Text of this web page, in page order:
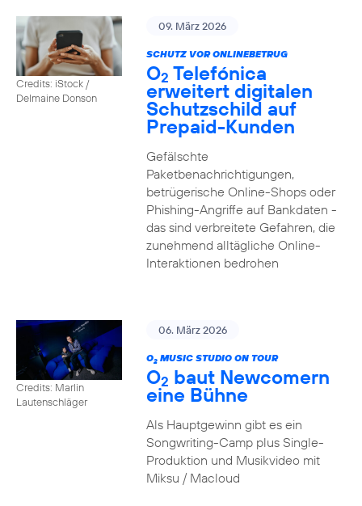
Credits: iStock /
Delmaine Donson
09. März 2026
SCHUTZ VOR ONLINEBETRUG
O2 Telefónica
erweitert digitalen
Schutzschild auf
Prepaid-Kunden
Gefälschte
Paketbenachrichtigungen,
betrügerische Online-Shops oder
Phishing-Angriffe auf Bankdaten -
das sind verbreitete Gefahren, die
zunehmend alltägliche Online-
Interaktionen bedrohen
Credits: Marlin
Lautenschläger
06. März 2026
O2MUSIC STUDIO ON TOUR
O2 baut Newcomern
eine Bühne
Als Hauptgewinn gibt es ein
Songwriting-Camp plus Single-
Produktion und Musikvideo mit
Miksu / Macloud